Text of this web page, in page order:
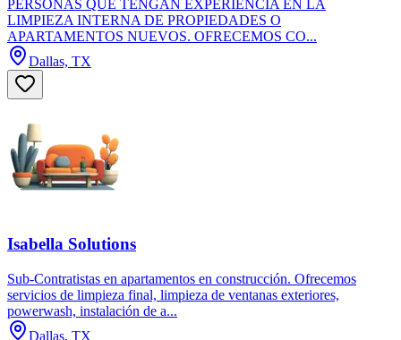
PERSONAS QUE TENGAN EXPERIENCIA EN LA
LIMPIEZA INTERNA DE PROPIEDADES O
APARTAMENTOS NUEVOS. OFRECEMOS CO...
Dallas, TX
Isabella Solutions
Sub-Contratistas en apartamentos en construcción. Ofrecemos
servicios de limpieza final, limpieza de ventanas exteriores,
powerwash, instalación de a...
Dallas, TX